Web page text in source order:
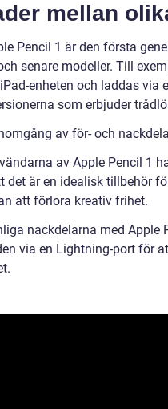
mellan
Pencil 1 är den första
senare modeller. Till
enheten och laddas via
som erbjuder
av för- och
av Apple Pencil 1
det är en idealisk tillbehör
att förlora kreativ frihet.
nackdelarna med
via en Lightning-port för